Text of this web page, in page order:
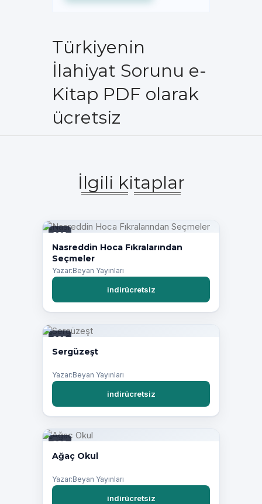
Türkiyenin
İlahiyat Sorunu e-
Kitap PDF olarak
ücretsiz
İlgili kitaplar
PDF
Nasreddin Hoca Fıkralarından
Seçmeler
Yazar:Beyan Yayınları
indirücretsiz
PDF
Sergüzeşt
Yazar:Beyan Yayınları
indirücretsiz
PDF
Ağaç Okul
Yazar:Beyan Yayınları
indirücretsiz